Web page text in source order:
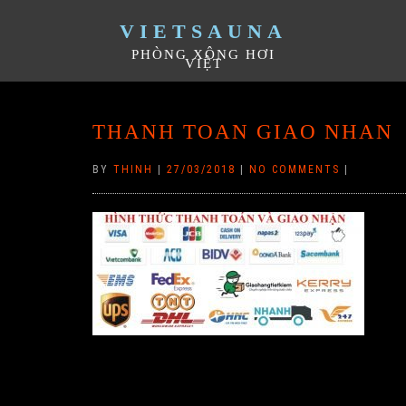
VIETSAUNA
PHÒNG XÔNG HƠI
VIỆT
THANH TOAN GIAO NHAN
BY THINH 27/03/2018 NO COMMENTS